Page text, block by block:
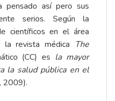
pensado así pero sus
serios. Según la
científicos en el área
la revista médica The
(CC) es la mayor
la salud pública en el
2009).